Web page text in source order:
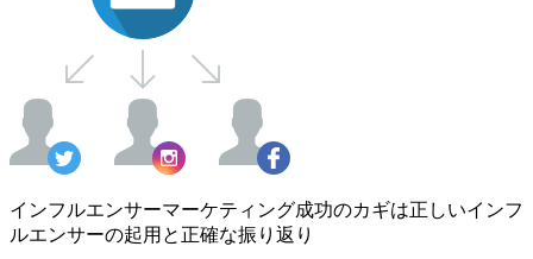
インフルエンサーマーケティング成功のカギは正しいインフ
ルエンサーの起用と正確な振り返り